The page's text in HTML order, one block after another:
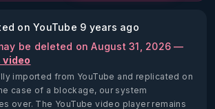
on YouTube 9 years ago
be deleted on August 31, 2026 —
imported from YouTube and replicated on
case of a blockage, our system
over. The YouTube video player remains